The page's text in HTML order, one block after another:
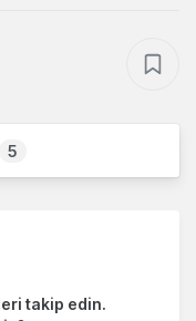
5
takip edin.